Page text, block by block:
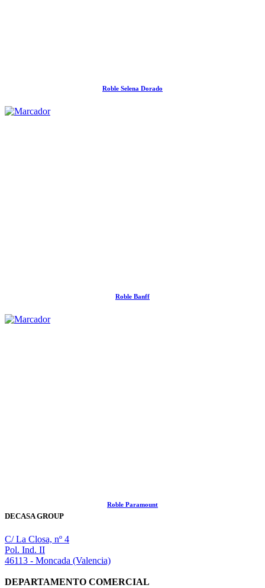
Roble Selena Dorado
Roble Banff
Roble Paramount
DECASA GROUP
C/ La Closa, nº 4
Pol. Ind. II
46113 - Moncada (Valencia)
DEPARTAMENTO COMERCIAL